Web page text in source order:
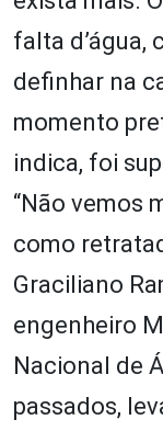
falta d’água,
definhar na
momento
indica, foi
“Não vemos
como
Graciliano
engenheiro
Nacional de
passados,